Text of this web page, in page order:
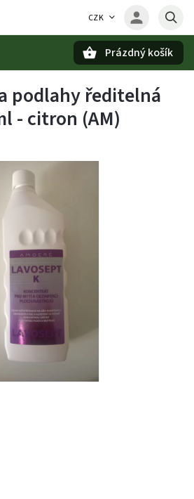
CZK
Prázdný košík
podlahy ředitelná
- citron (AM)